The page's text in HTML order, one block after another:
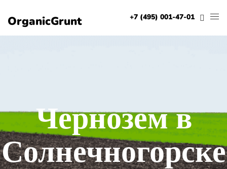
OrganicGrunt +7 (495) 001-47-01
Чернозем в
Солнечногорске